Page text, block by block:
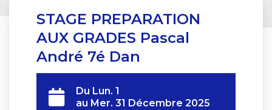
STAGE PREPARATION
AUX GRADES Pascal
André 7é Dan
Du Lun. 1
au Mer. 31 Décembre 2025